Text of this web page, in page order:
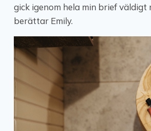
gick igenom hela min brief väldigt
berättar Emily.